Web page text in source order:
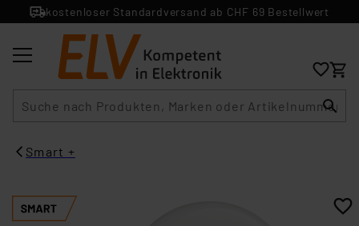
kostenloser Standardversand ab CHF 69 Bestellwert
Smart +